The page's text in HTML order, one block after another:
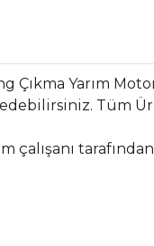
Yarım
Tüm
çalışanı